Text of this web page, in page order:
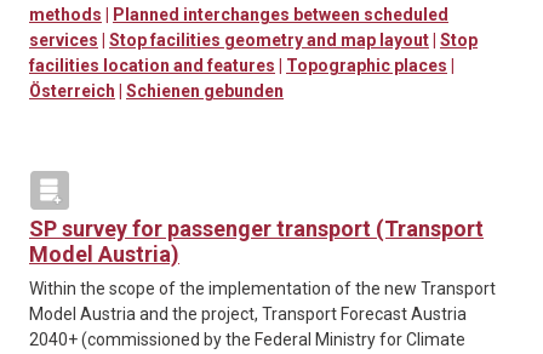
methods
Planned interchanges between scheduled
services
Stop facilities geometry and map layout Stop
facilities location and features
Topographic places
Österreich
Schienen gebunden
SP survey for passenger transport (Transport
Model Austria)
Within the scope of the implementation of the new Transport
Model Austria and the project, Transport Forecast Austria
2040+ (commissioned by the Federal Ministry for Climate